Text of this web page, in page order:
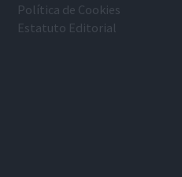
Política de Cookies
Estatuto Editorial